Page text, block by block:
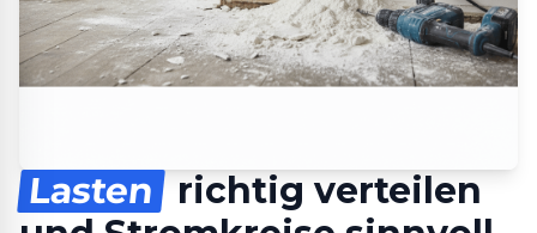
Lasten
richtig verteilen